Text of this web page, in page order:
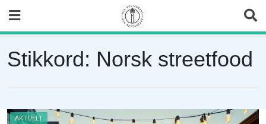
content
Stikkord: Norsk streetfood
AKTUELT